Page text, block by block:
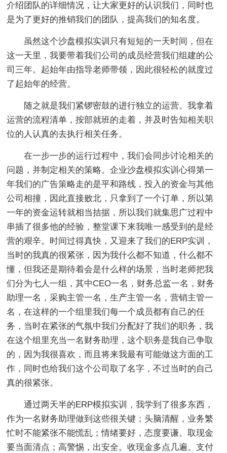
介绍团队的详细情况，让大家更好的认识我们，同时也
是为了更好的推销我们的团队，提高我们的知名度。
虽然这个沙盘模拟实训只有短短的一天时间，但在
这一天里，我要带着我们公司的成员经营我们组建的公
司三年。起始年由指导老师带领，因此很轻松的就度过
了起始年的经营。
随之就是我们紧锣密鼓的进行独立的运营。我拿着
运营的流程清单，按部就班的走着，并及时告知相关职
位的人认真的去执行相关任务。
在一步一步的运行过程中，我们会同步讨论相关的
问题，并制定相关的策略。企业沙盘模拟实训心得第一
年我们的广告策略走的是平和路线，投入的资金与其他
公司相撞，因此直接败北，只拿到了一个订单，所以第
一年的资金运转就相当拮据，所以我们就集思广过程中
串插了很多他的经验，整堂课下来我唯一感受到的是经
营的艰辛。时间过得真快，又迎来了我们的ERP实训，
当时的我真的很紧张，因为我什么都不知道，什么都不
懂，但我还是期待着会是什么样的场景，当时老师把我
们分为七人一组，其中CEO一名，财务总监一名，财务
助理一名，采购主管一名，生产主管一名，营销主管一
名，在这样的一个组里我们每一个成员都有自己的任
务，当时在紧张的气氛中我们分配好了我们的职务，我
在这个组里充当一名财务助理，这个职务是我自己争取
的，因为我很喜欢，而且将来我最有可能做这方面的工
作，同时也给我们这个公司取了名字，不过当时的自己
真的很紧张。
通过两天半的ERP模拟实训，我学到了很多东西，
作为一名财务助理做到这些很关键；头脑清醒，业务繁
忙时不能紧张不能慌乱；情绪要好，态度要谦。取现金
要当面清点；高警惕，出安全。收现金多点几遍。支付